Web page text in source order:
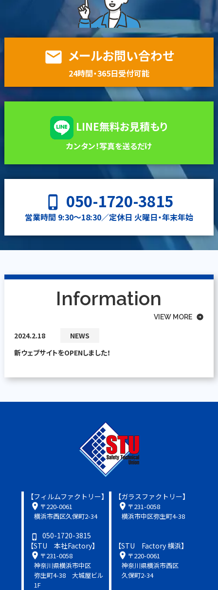
email メールお問い合わせ
24時間・365日受付可能
LINE無料お見積もり
カンタン！写真を送るだけ
phone_iphone 050-1720-3815
営業時間 9:30〜18:30／定休日 火曜日・年末年始
Information
VIEW MORE arrow_circle_right
2024.2.18
NEWS
新ウェブサイトをOPENしました！
【フィルムファクトリー】
location_on 〒220-0061
横浜市西区久保町2-34
phone_iphone 050-1720-3815
【ガラスファクトリー】
location_on 〒231-0058
横浜市中区弥生町4-38
【STU 本社Factory】
location_on 〒231-0058
神奈川県横浜市中区
弥生町4-38 大城屋ビル
1F
【STU Factory 横浜】
location_on 〒220-0061
神奈川県横浜市西区
久保町2-34